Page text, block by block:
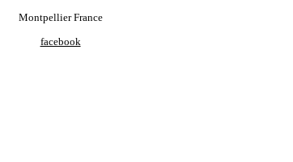
Montpellier France
facebook